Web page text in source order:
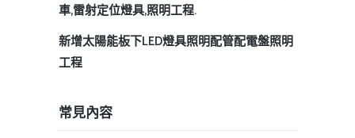
車,雷射定位燈具,照明工程.
新增太陽能板下LED燈具照明配管配電盤照明
工程
常見內容